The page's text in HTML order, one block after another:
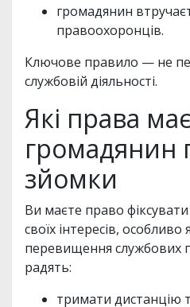
громадянин
правоохоронців.
Ключове правило — не
службовій діяльності.
Які права має
громадянин
зйомки
Ви маєте право фіксувати
своїх інтересів,
перевищення
радять:
тримати дистанцію